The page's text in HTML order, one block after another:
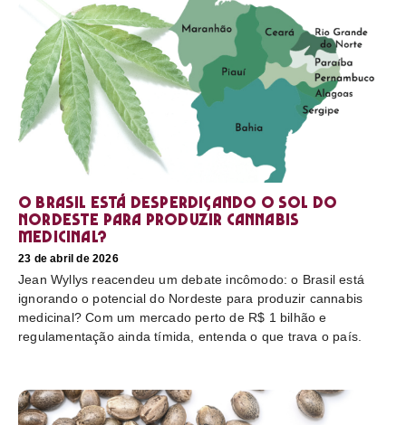
O Brasil está desperdiçando o sol do
nordeste para produzir cannabis
medicinal?
23 de abril de 2026
Jean Wyllys reacendeu um debate incômodo: o Brasil está
ignorando o potencial do Nordeste para produzir cannabis
medicinal? Com um mercado perto de R$ 1 bilhão e
regulamentação ainda tímida, entenda o que trava o país.